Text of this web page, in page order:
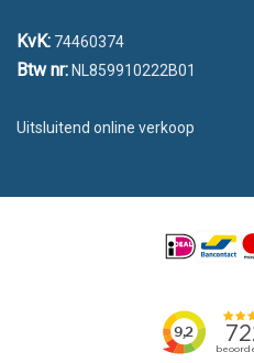
KvK: 74460374
Btw nr: NL859910222B01
Uitsluitend online verkoop